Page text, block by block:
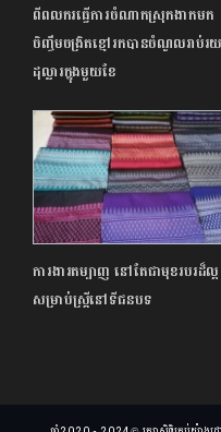
ពីពលករធ្វើការចំណាកស្រុកងាកមក
ចិញ្ចឹមចង្រិតខ្មៅរកបានចំណូលរាប់រយ
ដុល្លារក្នុងមួយខែ
ការងារតម្បាញ នៅតែជាមុខរបរដ៏ល្អ
សម្រាប់ស្ត្រីនៅទីជនបទ